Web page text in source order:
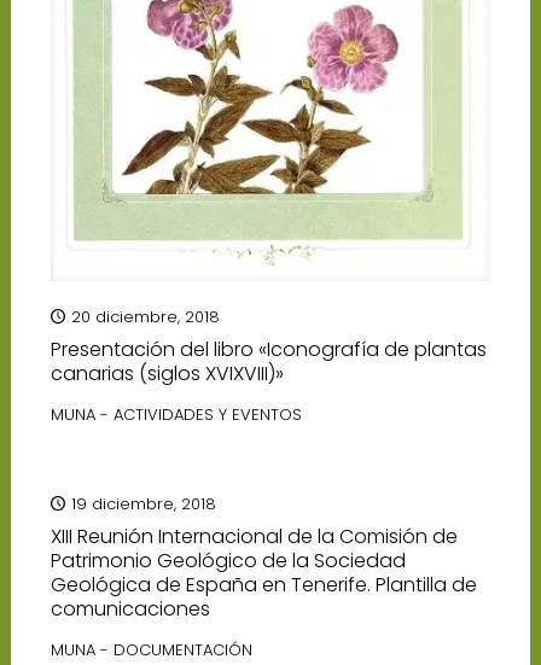
20 diciembre, 2018
Presentación del libro «Iconografía de plantas
canarias (siglos XVIXVIII)»
MUNA - ACTIVIDADES Y EVENTOS
19 diciembre, 2018
XIII Reunión Internacional de la Comisión de
Patrimonio Geológico de la Sociedad
Geológica de España en Tenerife. Plantilla de
comunicaciones
MUNA - DOCUMENTACIÓN